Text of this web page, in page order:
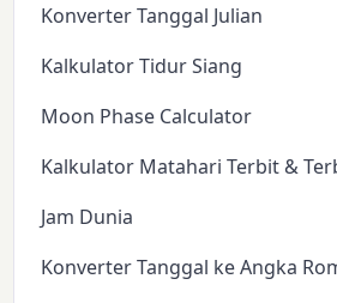
Konverter Tanggal Julian
Kalkulator Tidur Siang
Moon Phase Calculator
Kalkulator Matahari Terbit &
Jam Dunia
Konverter Tanggal ke Angka